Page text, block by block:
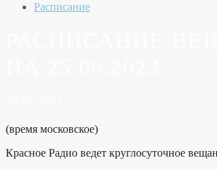
Расписание
(время московское)
Красное Радио ведет круглосуточное